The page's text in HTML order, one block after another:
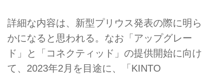
詳細な内容は、新型プリウス発表の際に明ら
かになると思われる。なお「アップグレー
ド」と「コネクティッド」の提供開始に向け
て、2023年2月を目途に、「KINTO